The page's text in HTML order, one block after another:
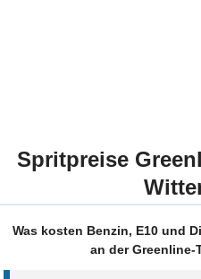
Spritpreise
Was kosten Benzin, E10 und
an der